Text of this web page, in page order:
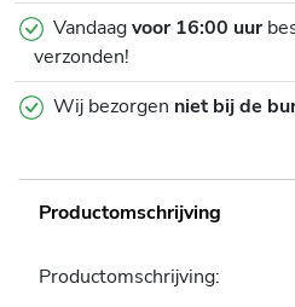
Vandaagvoor 16:00 uur
verzonden!
Wij bezorgen niet bij de
Productomschrijving
Productomschrijving: